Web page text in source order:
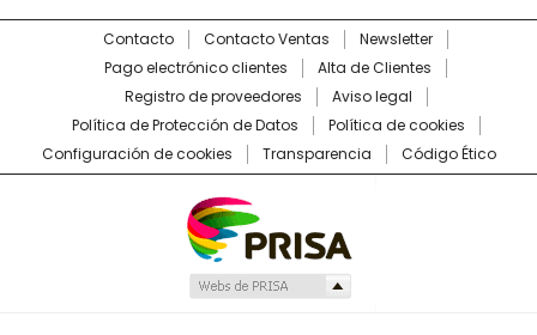
Contacto Contacto Ventas
Newsletter
Pago electrónico clientes
Alta de Clientes
Registro de proveedores
Aviso legal
Política de Protección de Datos
Política de cookies
Configuración de cookies
Transparencia Código Ético